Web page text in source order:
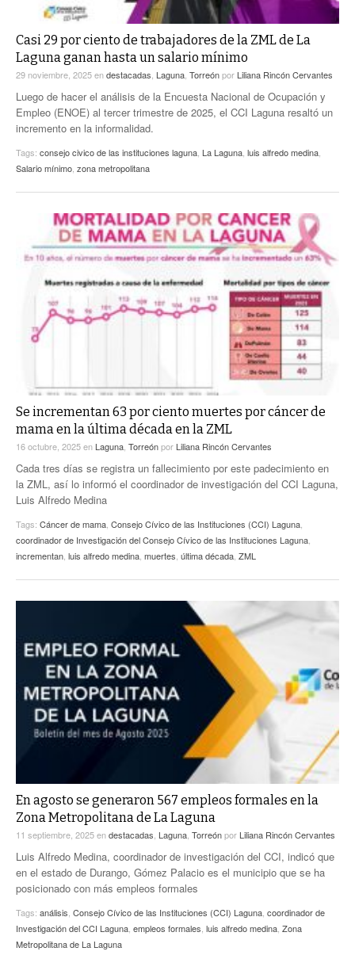
Casi 29 por ciento de trabajadores de la ZML de La
Laguna ganan hasta un salario mínimo
29 noviembre, 2025endestacadas Laguna Torreónpor Liliana Rincón Cervantes
Luego de hacer el análisis de la Encuesta Nacional de Ocupación y
Empleo (ENOE) al tercer trimestre de 2025, el CCI Laguna resaltó un
incremento en la informalidad.
Tags: consejo civico de las instituciones laguna La Laguna luis alfredo medina
Salario mínimo zona metropolitana
Se incrementan 63 por ciento muertes por cáncer de
mama en la última década en la ZML
16 octubre, 2025en Laguna, Torreónpor Liliana Rincón Cervantes
Cada tres días se registra un fallecimiento por este padecimiento en
la ZML, así lo informó el coordinador de investigación del CCI Laguna,
Luis Alfredo Medina
Tags: Cáncer de mama, Consejo Cívico de las Instituciones (CCI) Laguna,
coordinador de Investigación del Consejo Cívico de las Instituciones Laguna,
incrementan, luis alfredo medina, muertes, última década, ZML
En agosto se generaron 567 empleos formales en la
Zona Metropolitana de La Laguna
11 septiembre, 2025endestacadas Laguna Torreónpor Liliana Rincón Cervantes
Luis Alfredo Medina, coordinador de investigación del CCI, indicó que
en el estado de Durango, Gómez Palacio es el municipio que se ha
posicionado con más empleos formales
Tags: análisis Consejo Cívico de las Instituciones (CCI) Laguna coordinador de
Investigación del CCI Laguna empleos formales luis alfredo medina Zona
Metropolitana de La Laguna